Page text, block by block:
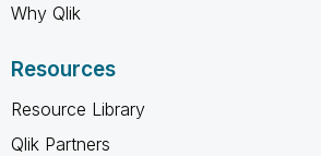
Why Qlik
Resources
Resource Library
Qlik Partners